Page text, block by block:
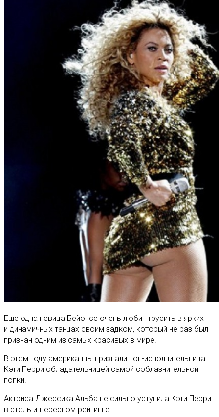
Еще одна певица Бейонсе очень любит трусить в ярких
и динамичных танцах своим задком, который не раз был
признан одним из самых красивых в мире.
В этом году американцы признали поп-исполнительница
Кэти Перри обладательницей самой соблазнительной
попки.
Актриса Джессика Альба не сильно уступила Кэти Перри
в столь интересном рейтинге.